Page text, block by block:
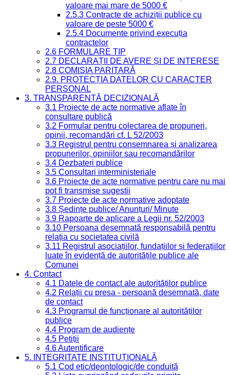
valoare mai mare de 5000 €
2.5.3 Contracte de achiziții publice cu
valoare de peste 5000 €
2.5.4 Documente privind execuția
contractelor
2.6 FORMULARE TIP
2.7 DECLARAȚII DE AVERE ȘI DE INTERESE
2.8 COMISIA PARITARĂ
2.9. PROTECȚIA DATELOR CU CARACTER
PERSONAL
3. TRANSPARENȚĂ DECIZIONALĂ
3.1 Proiecte de acte normative aflate în
consultare publică
3.2 Formular pentru colectarea de propuneri,
opinii, recomandări cf. L 52/2003
3.3 Registrul pentru consemnarea și analizarea
propunerilor, opiniilor sau recomandărilor
3.4 Dezbateri publice
3.5 Consultari interministeriale
3.6 Proiecte de acte normative pentru care nu mai
pot fi transmise sugestii
3.7 Proiecte de acte normative adoptate
3.8 Ședințe publice/ Anunțuri/ Minute
3.9 Rapoarte de aplicare a Legii nr. 52/2003
3.10 Persoana desemnată responsabilă pentru
relația cu societatea civilă
3.11 Registrul asociațiilor, fundațiilor și federațiilor
luate în evidență de autoritățile publice ale
Comunei
4. Contact
4.1 Datele de contact ale autorităților publice
4.2 Relații cu presa - persoană desemnată, date
de contact
4.3 Programul de funcționare al autorităților
publice
4.4 Program de audiențe
4.5 Petiții
4.6 Autentificare
5. INTEGRITATE INSTITUȚIONALĂ
5.1 Cod etic/deontologic/de conduită